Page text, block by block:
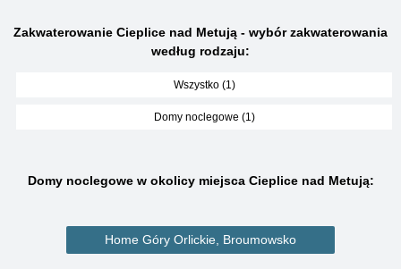
Zakwaterowanie Cieplice nad Metują - wybór zakwaterowania
według rodzaju:
Wszystko (1)
Domy noclegowe (1)
Domy noclegowe w okolicy miejsca Cieplice nad Metują:
Home Góry Orlickie, Broumowsko